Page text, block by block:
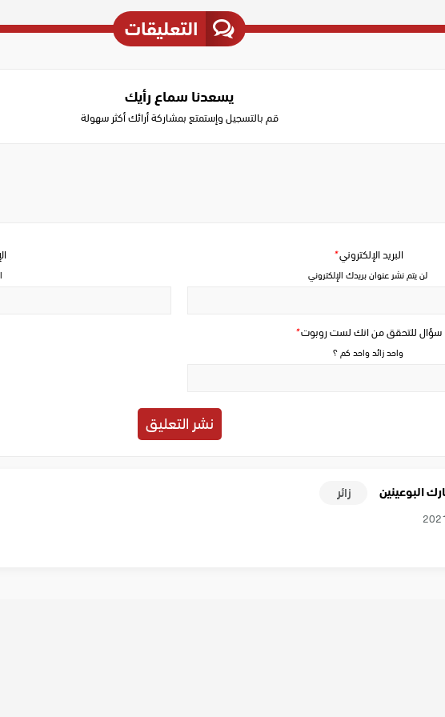
التعليقات
يسعدنا سماع رأيك
قم بالتسجيل وإستمتع بمشاركة أرائك أكثر سهولة
سؤال للتحقق من انك لست روبوت*
واحد زائد واحد كم ؟
البريد الإلكتروني*
لن يتم نشر عنوان بريدك الإلكتروني
البوعينين زائر